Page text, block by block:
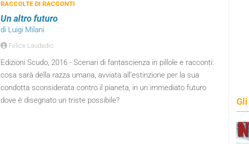
RACCOLTE DI RACCONTI
Un altro futuro
di Luigi Milani
Felice Laudadio
Edizioni Scudo, 2016 - Scenari di fantascienza in pillole e racconti:
cosa sarà della razza umana, avviata all’estinzione per la sua
condotta sconsiderata contro il pianeta, in un immediato futuro
dove è disegnato un triste possibile?